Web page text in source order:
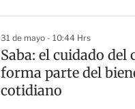
31 de mayo - 10:44 Hrs
Saba: el cuidado
forma parte del
cotidiano